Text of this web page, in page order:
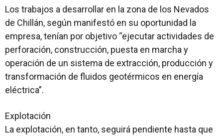
Los trabajos a desarrollar en la zona de los Nevados
de Chillán, según manifestó en su oportunidad la
empresa, tenían por objetivo “ejecutar actividades de
perforación, construcción, puesta en marcha y
operación de un sistema de extracción, producción y
transformación de fluidos geotérmicos en energía
eléctrica”.
Explotación
La explotación, en tanto, seguirá pendiente hasta que